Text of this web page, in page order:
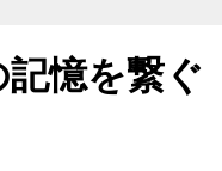
記憶を繋